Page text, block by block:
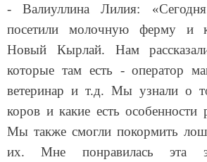
- Валиуллина Лилия:
посетили молочную ферму и
Новый Кырлай. Нам
которые там есть - оператор
ветеринар и т.д. Мы узнали о
коров и какие есть
Мы также смогли покормить
их. Мне понравилась эта